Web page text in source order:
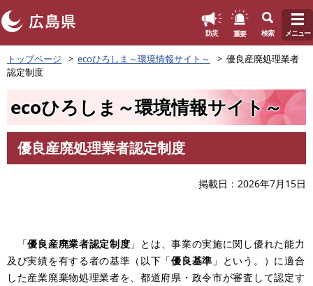
ペ
ー
ジ
。
防災 重要 検索 メニュー
トップページ ecoひろしま～環境情報サイト～
優良産廃処理業者
認定制度
ecoひろしま～環境情報サイト～
文
優良産廃処理業者認定制度
掲載日 2026年7月15日
「優良産廃業者認定制度 」とは、事業の実施に関し優れた能力
及び実績を有する者の基準（以下「優良基準 」という。）に適合
した産業廃棄物処理業者を、都道府県・政令市が審査して認定す